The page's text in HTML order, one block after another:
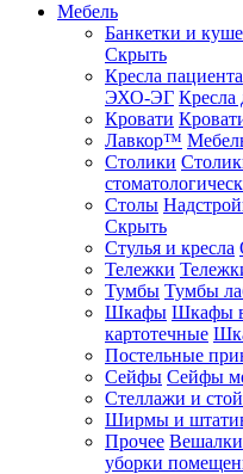
Мебель
Банкетки и
Скрыть
Кресла пациента
ЭХО-ЭГ Кресла
Кровати
Лавкор™
Столики
Столы
Скрыть
Стулья и кресла
Тележки
Тумбы Тумбы
Шкафы Шкафы
картотечные
Постельные
Сейфы Сейфы
Стеллажи и
Ширмы и
Прочее Вешалки
уборки